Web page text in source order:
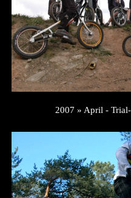
2007 » April -